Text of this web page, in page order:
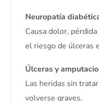
Neuropatía
Causa dolor,
el riesgo de úlceras
Úlceras y
Las heridas sin
volverse graves.